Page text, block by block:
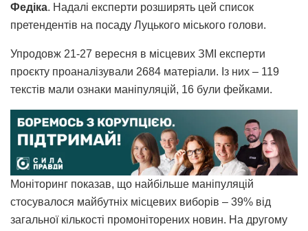
Федіка. Надалі експерти розширять цей список
претендентів на посаду Луцького міського голови.
Упродовж 21-27 вересня в місцевих ЗМІ експерти
проєкту проаналізували 2684 матеріали. Із них – 119
текстів мали ознаки маніпуляцій, 16 були фейками.
Моніторинг показав, що найбільше маніпуляцій
стосувалося майбутніх місцевих виборів – 39% від
загальної кількості промоніторених новин. На другому